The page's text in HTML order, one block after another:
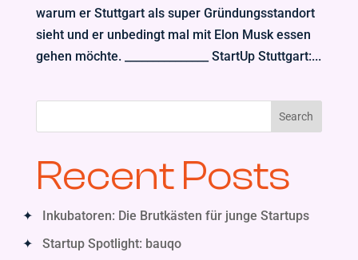
warum er Stuttgart als super Gründungsstandort
sieht und er unbedingt mal mit Elon Musk essen
gehen möchte. _______________ StartUp Stuttgart:...
Search
Recent Posts
Inkubatoren: Die Brutkästen für junge Startups
Startup Spotlight: bauqo